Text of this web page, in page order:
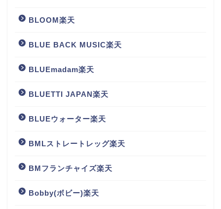
BLOOM楽天
BLUE BACK MUSIC楽天
BLUEmadam楽天
BLUETTI JAPAN楽天
BLUEウォーター楽天
BMLストレートレッグ楽天
BMフランチャイズ楽天
Bobby(ボビー)楽天